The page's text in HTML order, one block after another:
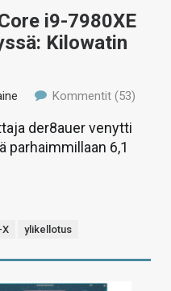
i9-7980XE
Kilowatin
Kommentit (53)
der8auer venytti
parhaimmillaan 6,1
X ylikellotus